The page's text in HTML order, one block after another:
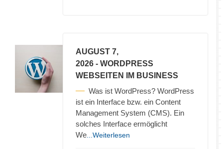
AUGUST 7,
2026 - WORDPRESS
WEBSEITEN IM BUSINESS
Was ist WordPress? WordPress
ist ein Interface bzw. ein Content
Management System (CMS). Ein
solches Interface ermöglicht
We ...Weiterlesen